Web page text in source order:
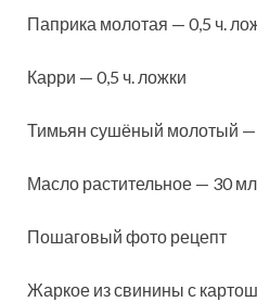
Паприка молотая — 0,5 ч.
Карри — 0,5 ч. ложки
Тимьян сушёный молотый —
Масло растительное — 30 мл
Пошаговый фото рецепт
Жаркое из свинины с